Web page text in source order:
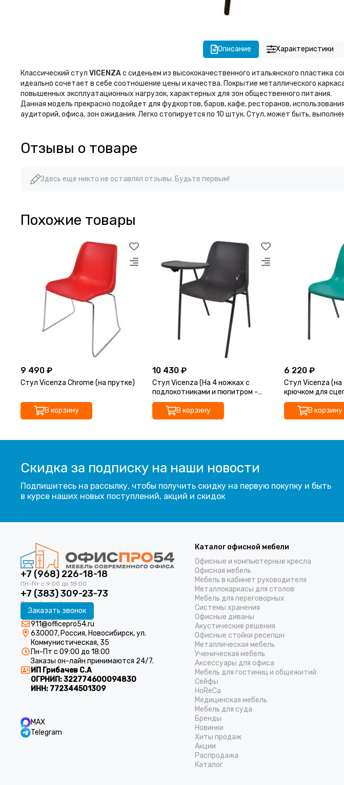
Описание Характеристики
Классический стул VICENZAс сиденьем из высококачественного итальянского пластика
идеально сочетает в себе соотношение цены и качества. Покрытие металлического
повышенных эксплуатационных нагрузок, характерных для зон общественного питания.
Данная модель прекрасно подойдет для фудкортов, баров, кафе, ресторанов,
аудиторий, офиса, зон ожидания. Легко стопируется по 10 штук. Стул, может быть,
Отзывы о товаре
Здесь еще никто не оставлял отзывы. Будьте первым!
Похожие товары
9 490 ₽
Стул Vicenza Chrome (на прутке)
В корзину
10 430 ₽
Стул Vicenza (На 4 ножках с
подлокотниками и пюпитром -
BLACK)
В корзину
6 220 ₽
Стул Vicenza (на
крючком для
В корзину
Скидка за подписку на наши новости
Подпишитесь на рассылку, чтобы получить скидку на первую покупку и быть
в курсе наших новых поступлений, акций и скидок
+7 (968) 226-18-18
+7 (383) 309-23-73
Заказать звонок
911@officepro54.ru
630007, Россия, Новосибирск, ул.
Коммунистическая, 35
Пн-Пт с 09:00 до 18:00
Заказы он-лайн принимаются 24/7.
ИП Грибачев С.А
ОГРНИП:322774600094830
ИНН: 772344501309
MAX
Telegram
Каталог офисной мебели
Офисные и компьютерные кресла
Офисная мебель
Мебель в кабинет руководителя
Металлокаркасы для столов
Мебель для переговорных
Системы хранения
Офисные диваны
Акустические решения
Офисные стойки ресепшн
Металлическая мебель
Ученическая мебель
Аксессуары для офиса
Мебель для гостиниц и общежитий
Cейфы
HoReCa
Медицинская мебель
Мебель для суда
Бренды
Новинки
Хиты продаж
Акции
Распродажа
Каталог